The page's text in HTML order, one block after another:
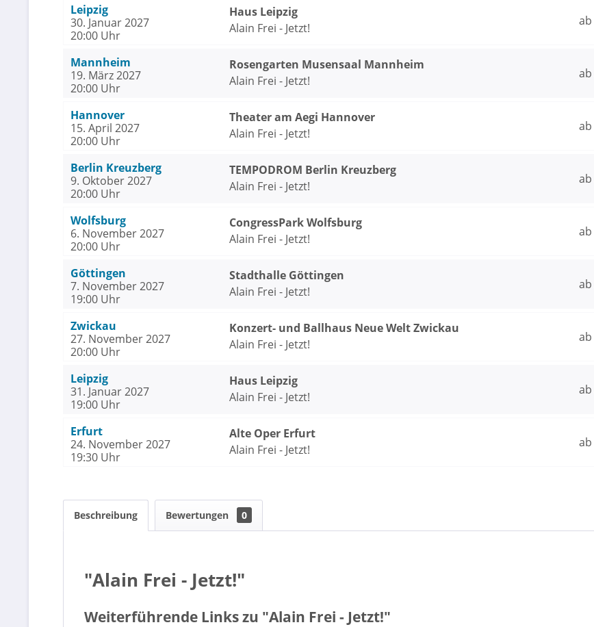
Leipzig
30. Januar 2027
20:00 Uhr
Haus Leipzig
Alain Frei - Jetzt!
ab
Mannheim
19. März 2027
20:00 Uhr
Rosengarten Musensaal Mannheim
Alain Frei - Jetzt!
ab
Hannover
15. April 2027
20:00 Uhr
Theater am Aegi Hannover
Alain Frei - Jetzt!
ab
Berlin Kreuzberg
9. Oktober 2027
20:00 Uhr
TEMPODROM Berlin Kreuzberg
Alain Frei - Jetzt!
ab
Wolfsburg
6. November 2027
20:00 Uhr
CongressPark Wolfsburg
Alain Frei - Jetzt!
ab
Göttingen
7. November 2027
19:00 Uhr
Stadthalle Göttingen
Alain Frei - Jetzt!
ab
Zwickau
27. November 2027
20:00 Uhr
Konzert- und Ballhaus Neue Welt Zwickau
Alain Frei - Jetzt!
ab
Leipzig
31. Januar 2027
19:00 Uhr
Haus Leipzig
Alain Frei - Jetzt!
ab
Erfurt
24. November 2027
19:30 Uhr
Alte Oper Erfurt
Alain Frei - Jetzt!
ab
Beschreibung Bewertungen 0
"Alain Frei - Jetzt!"
Weiterführende Links zu "Alain Frei - Jetzt!"